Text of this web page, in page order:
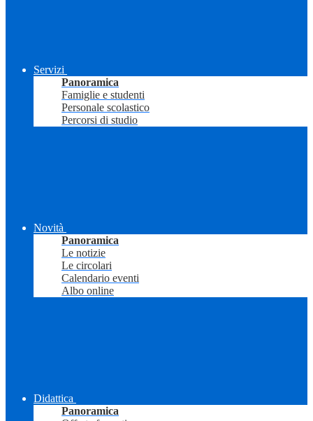
Servizi
Panoramica
Famiglie e studenti
Personale scolastico
Percorsi di studio
Novità
Panoramica
Le notizie
Le circolari
Calendario eventi
Albo online
Didattica
Panoramica